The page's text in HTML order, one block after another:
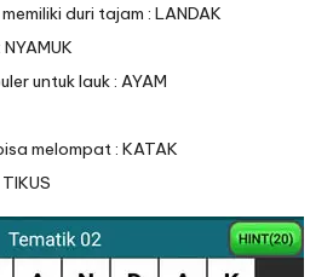
duri tajam : LANDAK
untuk lauk : AYAM
melompat : KATAK